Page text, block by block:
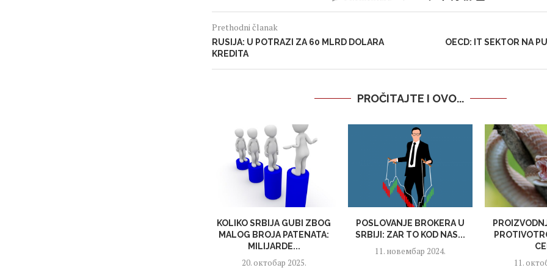
Prethodni članak
RUSIJA: U POTRAZI ZA 60 MLRD DOLARA
KREDITA
OECD: IT SEKTOR NA
PROČITAJTE I OVO...
KOLIKO SRBIJA GUBI ZBOG
MALOG BROJA PATENATA:
MILIJARDE...
20. октобар 2025.
POSLOVANJE BROKERA U
SRBIJI: ZAR TO KOD NAS...
11. новембар 2024.
11.